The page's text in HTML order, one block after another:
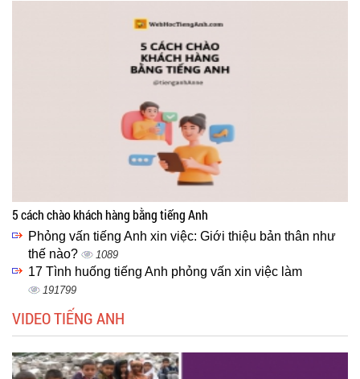
5 cách chào khách hàng bằng tiếng Anh
Phỏng vấn tiếng Anh xin việc: Giới thiệu bản thân như
thế nào?
1089
17 Tình huống tiếng Anh phỏng vấn xin việc làm
191799
VIDEO TIẾNG ANH